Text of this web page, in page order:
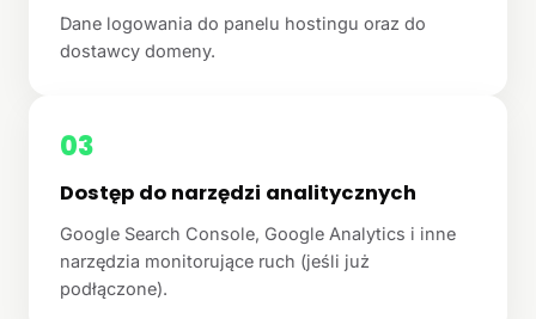
Dane logowania do panelu hostingu oraz do
dostawcy domeny.
03
Dostęp do narzędzi analitycznych
Google Search Console, Google Analytics i inne
narzędzia monitorujące ruch (jeśli już
podłączone).